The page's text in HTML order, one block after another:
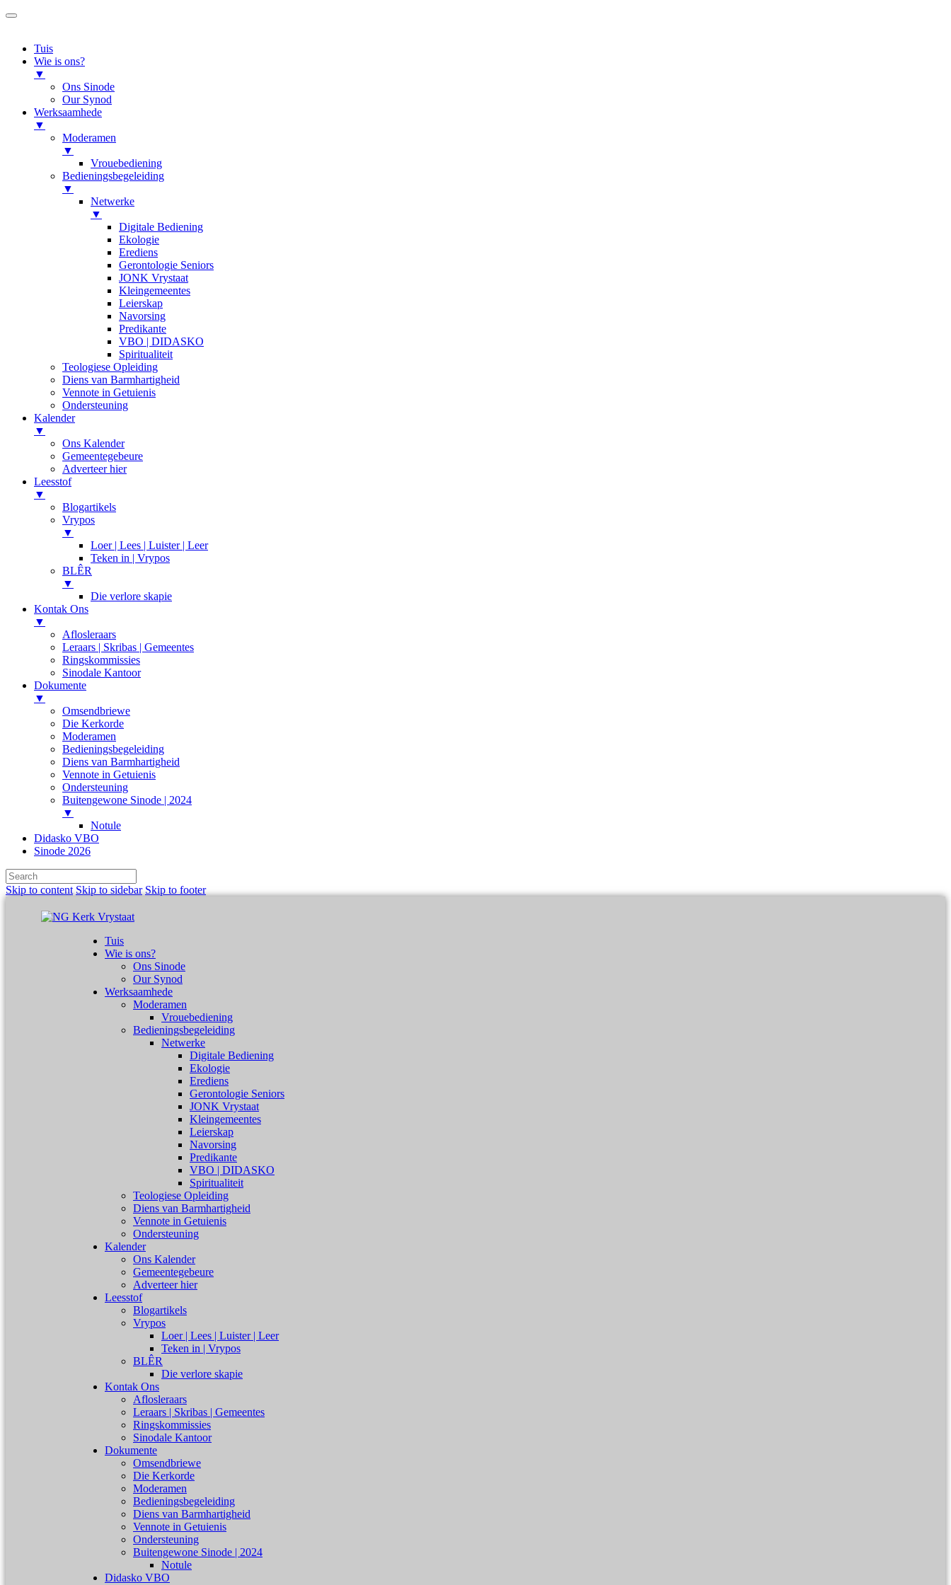
Tuis
Wie is ons?
▼
Ons Sinode
Our Synod
Werksaamhede
▼
Moderamen
▼
Vrouebediening
Bedieningsbegeleiding
▼
Netwerke
▼
Digitale Bediening
Ekologie
Erediens
Gerontologie Seniors
JONK Vrystaat
Kleingemeentes
Leierskap
Navorsing
Predikante
VBO | DIDASKO
Spiritualiteit
Teologiese Opleiding
Diens van Barmhartigheid
Vennote in Getuienis
Ondersteuning
Kalender
▼
Ons Kalender
Gemeentegebeure
Adverteer hier
Leesstof
▼
Blogartikels
Vrypos
▼
Loer | Lees | Luister | Leer
Teken in | Vrypos
BLÊR
▼
Die verlore skapie
Kontak Ons
▼
Aflosleraars
Leraars | Skribas | Gemeentes
Ringskommissies
Sinodale Kantoor
Dokumente
▼
Omsendbriewe
Die Kerkorde
Moderamen
Bedieningsbegeleiding
Diens van Barmhartigheid
Vennote in Getuienis
Ondersteuning
Buitengewone Sinode | 2024
▼
Notule
Didasko VBO
Sinode 2026
Skip to content Skip to sidebar Skip to footer
Tuis
Wie is ons?
Ons Sinode
Our Synod
Werksaamhede
Moderamen
Vrouebediening
Bedieningsbegeleiding
Netwerke
Digitale Bediening
Ekologie
Erediens
Gerontologie Seniors
JONK Vrystaat
Kleingemeentes
Leierskap
Navorsing
Predikante
VBO | DIDASKO
Spiritualiteit
Teologiese Opleiding
Diens van Barmhartigheid
Vennote in Getuienis
Ondersteuning
Kalender
Ons Kalender
Gemeentegebeure
Adverteer hier
Leesstof
Blogartikels
Vrypos
Loer | Lees | Luister | Leer
Teken in | Vrypos
BLÊR
Die verlore skapie
Kontak Ons
Aflosleraars
Leraars | Skribas | Gemeentes
Ringskommissies
Sinodale Kantoor
Dokumente
Omsendbriewe
Die Kerkorde
Moderamen
Bedieningsbegeleiding
Diens van Barmhartigheid
Vennote in Getuienis
Ondersteuning
Buitengewone Sinode | 2024
Notule
Didasko VBO